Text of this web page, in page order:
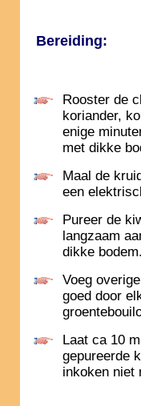
Bereiding:
Rooster de
koriander,
enige
met dikke
Maal de
een
Pureer de
langzaam
dikke bodem.
Voeg
goed door
Laat ca 10
gepureerde
inkoken niet